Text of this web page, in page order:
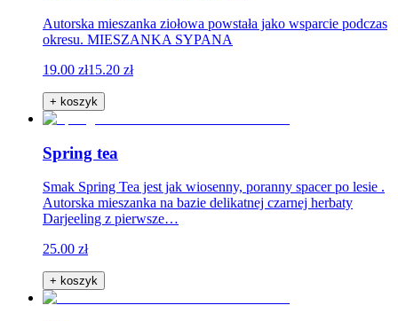
Autorska mieszanka ziołowa powstała jako wsparcie podczas
okresu. MIESZANKA SYPANA
19.00 zł15.20 zł
+ koszyk
Spring tea
Smak Spring Tea jest jak wiosenny, poranny spacer po lesie .
Autorska mieszanka na bazie delikatnej czarnej herbaty
Darjeeling z pierwsze…
25.00 zł
+ koszyk